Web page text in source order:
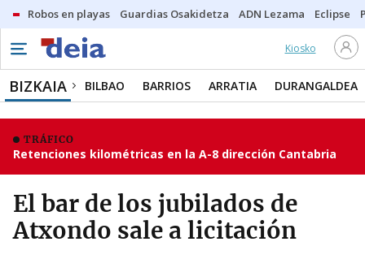
Robos en playas Guardias Osakidetza ADN Lezama Eclipse
Kiosko
BIZKAIA BILBAO BARRIOS ARRATIA DURANGALDEA
TRÁFICO
Retenciones kilométricas en la A-8 dirección Cantabria
El bar de los jubilados de
Atxondo sale a licitación